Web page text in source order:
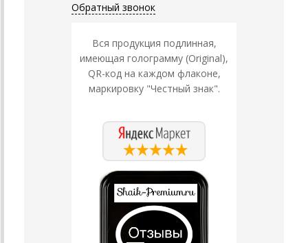
Обратный звонок
Вся продукция подлинная,
имеющая голограмму (Original),
QR-код на каждом флаконе,
маркировку "Честный знак".